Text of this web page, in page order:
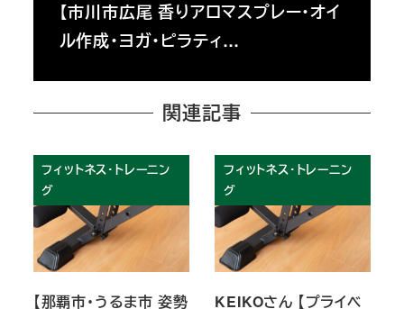
【市川市広尾 香りアロマスプレー・オイ
ル作成・ヨガ・ピラティ…
関連記事
フィットネス・トレーニン
グ
【那覇市・うるま市 姿勢
フィットネス・トレーニン
グ
KEIKOさん 【プライベ